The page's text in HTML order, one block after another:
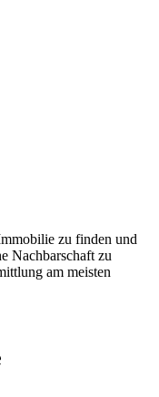
zu finden und
Nachbarschaft zu
am meisten